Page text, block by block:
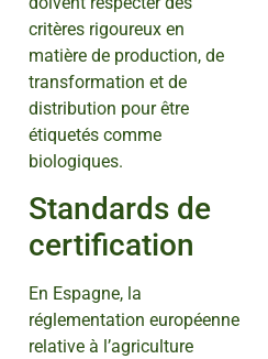
critères rigoureux en
matière de production, de
transformation et de
distribution pour être
étiquetés comme
biologiques.
Standards de
certification
En Espagne, la
réglementation européenne
relative à l’agriculture